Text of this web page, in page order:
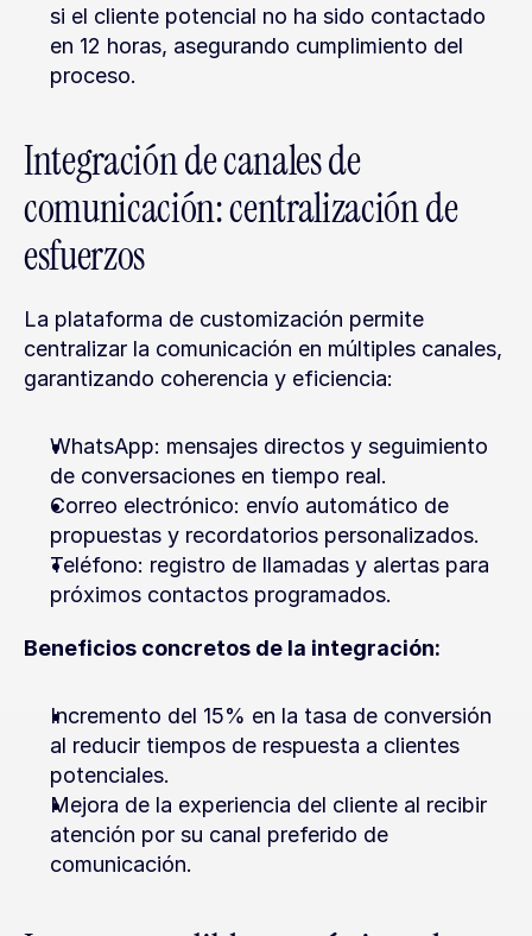
si el cliente potencial no ha sido contactado
en 12 horas, asegurando cumplimiento del
proceso.
Integración de canales de
comunicación: centralización de
esfuerzos
La plataforma de customización permite
centralizar la comunicación en múltiples canales,
garantizando coherencia y eficiencia:
WhatsApp: mensajes directos y seguimiento
de conversaciones en tiempo real.
Correo electrónico: envío automático de
propuestas y recordatorios personalizados.
Teléfono: registro de llamadas y alertas para
próximos contactos programados.
Beneficios concretos de la integración:
Incremento del 15% en la tasa de conversión
al reducir tiempos de respuesta a clientes
potenciales.
Mejora de la experiencia del cliente al recibir
atención por su canal preferido de
comunicación.